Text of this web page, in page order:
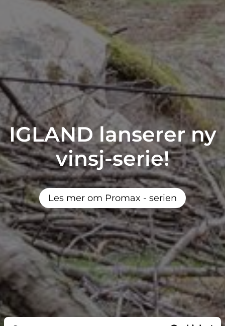
IGLAND lanserer ny
vinsj-serie!
Les mer om Promax - serien